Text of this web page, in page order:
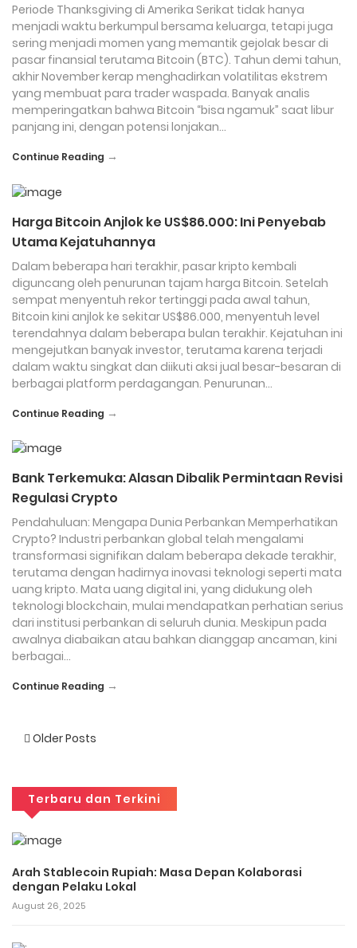
Periode Thanksgiving di Amerika Serikat tidak hanya
menjadi waktu berkumpul bersama keluarga, tetapi juga
sering menjadi momen yang memantik gejolak besar di
pasar finansial terutama Bitcoin (BTC). Tahun demi tahun,
akhir November kerap menghadirkan volatilitas ekstrem
yang membuat para trader waspada. Banyak analis
memperingatkan bahwa Bitcoin “bisa ngamuk” saat libur
panjang ini, dengan potensi lonjakan…
Continue Reading →
Harga Bitcoin Anjlok ke US$86.000: Ini Penyebab
Utama Kejatuhannya
Dalam beberapa hari terakhir, pasar kripto kembali
diguncang oleh penurunan tajam harga Bitcoin. Setelah
sempat menyentuh rekor tertinggi pada awal tahun,
Bitcoin kini anjlok ke sekitar US$86.000, menyentuh level
terendahnya dalam beberapa bulan terakhir. Kejatuhan ini
mengejutkan banyak investor, terutama karena terjadi
dalam waktu singkat dan diikuti aksi jual besar-besaran di
berbagai platform perdagangan. Penurunan…
Continue Reading →
Bank Terkemuka: Alasan Dibalik Permintaan Revisi
Regulasi Crypto
Pendahuluan: Mengapa Dunia Perbankan Memperhatikan
Crypto? Industri perbankan global telah mengalami
transformasi signifikan dalam beberapa dekade terakhir,
terutama dengan hadirnya inovasi teknologi seperti mata
uang kripto. Mata uang digital ini, yang didukung oleh
teknologi blockchain, mulai mendapatkan perhatian serius
dari institusi perbankan di seluruh dunia. Meskipun pada
awalnya diabaikan atau bahkan dianggap ancaman, kini
berbagai…
Continue Reading →
Posts
Older Posts
Terbaru dan Terkini
Arah Stablecoin Rupiah: Masa Depan Kolaborasi
dengan Pelaku Lokal
August 26, 2025